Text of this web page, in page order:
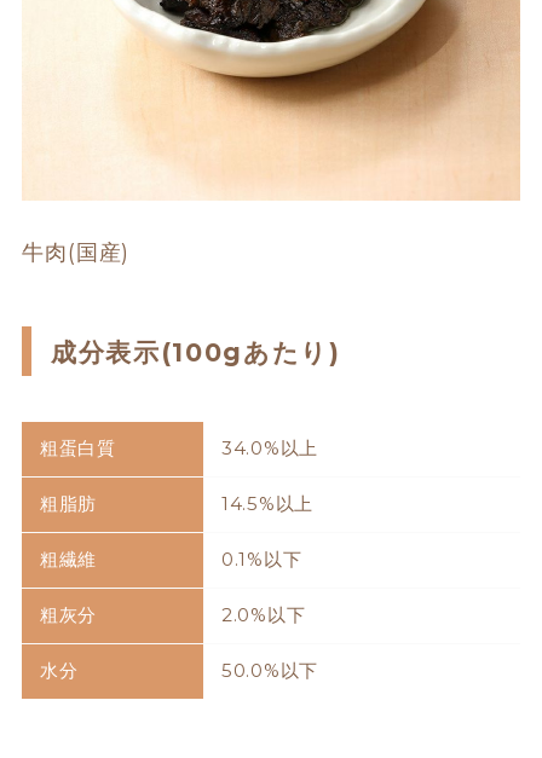
牛肉(国産)
成分表示(100gあたり)
粗蛋白質 34.0%以上
粗脂肪 14.5%以上
粗繊維 0.1%以下
粗灰分 2.0%以下
水分 50.0%以下